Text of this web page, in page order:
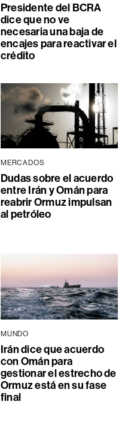
Presidente del BCRA
dice que no ve
necesaria una baja de
encajes para reactivar el
crédito
MERCADOS
Dudas sobre el acuerdo
entre Irán y Omán para
reabrir Ormuz impulsan
al petróleo
MUNDO
Irán dice que acuerdo
con Omán para
gestionar el estrecho de
Ormuz está en su fase
final